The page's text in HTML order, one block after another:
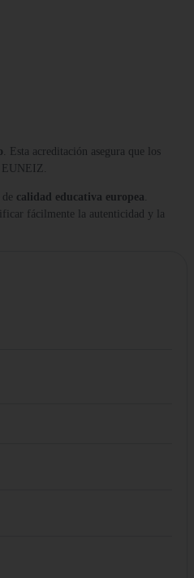
. Esta acreditación asegura que los
EUNEIZ.
calidad educativa europea.
fácilmente la autenticidad y la